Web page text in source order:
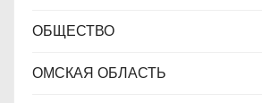
ОБЩЕСТВО
ОМСКАЯ ОБЛАСТЬ